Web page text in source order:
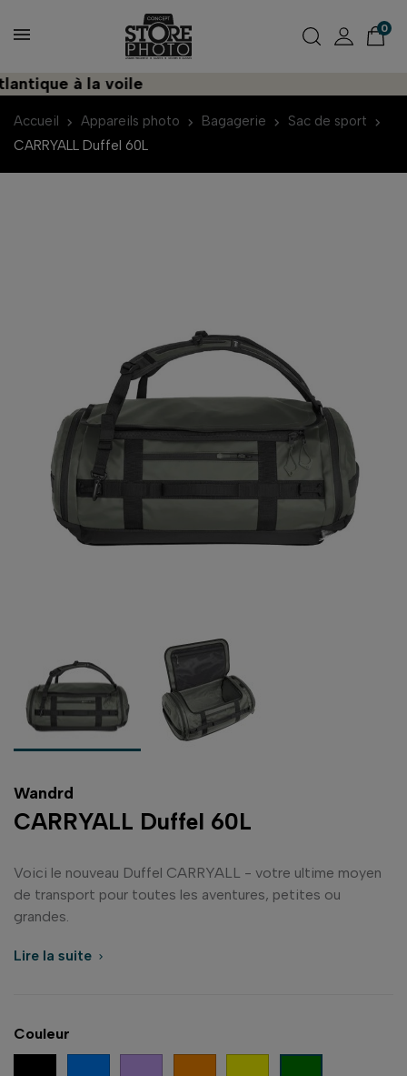
0
à la voile
Accueil Appareils photo Bagagerie
Sac de sport
CARRYALL Duffel 60L
Wandrd
CARRYALL Duffel 60L
Voici le nouveau Duffel CARRYALL - votre ultime moyen
de transport pour toutes les aventures, petites ou
grandes.
Lire la suite 
Couleur